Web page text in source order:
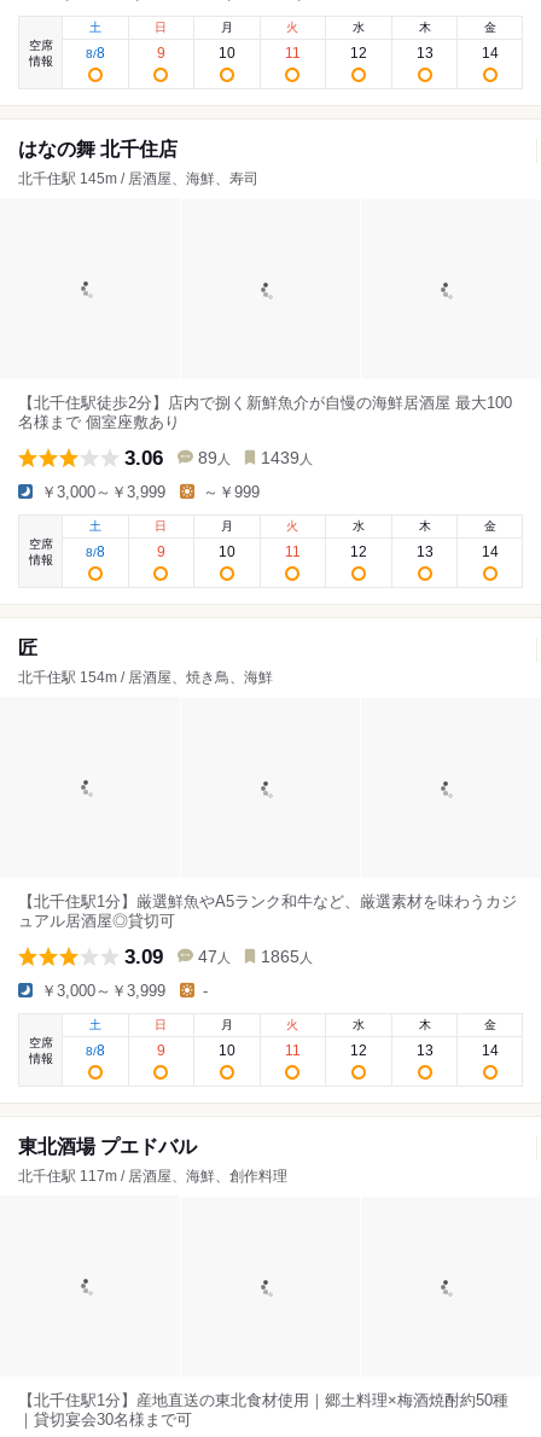
空席
情報
土
8/8
日
9
月
10
火
11
水
12
木
13
金
14
はなの舞 北千住店
北千住駅 145m / 居酒屋、海鮮、寿司
【北千住駅徒歩2分】店内で捌く新鮮魚介が自慢の海鮮居酒屋 最大100
名様まで 個室座敷あり
3.06 89 人 1439 人
￥3,000～￥3,999 ～￥999
空席
情報
土
8/8
日
9
月
10
火
11
水
12
木
13
金
14
匠
北千住駅 154m / 居酒屋、焼き鳥、海鮮
【北千住駅1分】厳選鮮魚やA5ランク和牛など、厳選素材を味わうカジ
ュアル居酒屋◎貸切可
3.09 47 人 1865 人
￥3,000～￥3,999 -
空席
情報
土
8/8
日
9
月
10
火
11
水
12
木
13
金
14
東北酒場 プエドバル
北千住駅 117m / 居酒屋、海鮮、創作料理
【北千住駅1分】産地直送の東北食材使用｜郷土料理×梅酒焼酎約50種
｜貸切宴会30名様まで可